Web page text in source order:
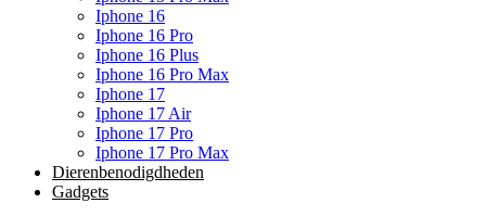
Iphone 16
Iphone 16 Pro
Iphone 16 Plus
Iphone 16 Pro Max
Iphone 17
Iphone 17 Air
Iphone 17 Pro
Iphone 17 Pro Max
Dierenbenodigdheden
Gadgets